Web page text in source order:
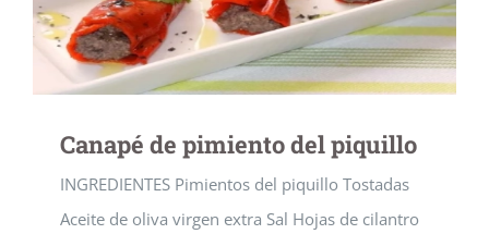
Canapé de pimiento del piquillo
INGREDIENTES Pimientos del piquillo Tostadas
Aceite de oliva virgen extra Sal Hojas de cilantro